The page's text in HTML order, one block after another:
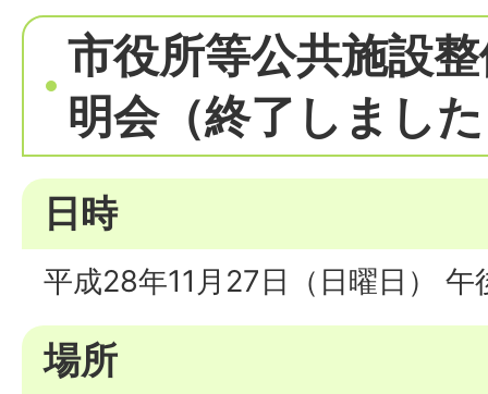
市役所等公共施設
明会（終了しまし
日時
平成28年11月27日（日曜日）
場所